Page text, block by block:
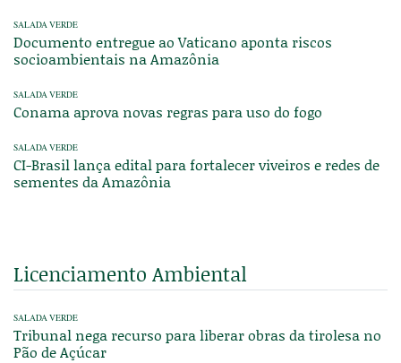
SALADA VERDE
Documento entregue ao Vaticano aponta riscos
socioambientais na Amazônia
SALADA VERDE
Conama aprova novas regras para uso do fogo
SALADA VERDE
CI-Brasil lança edital para fortalecer viveiros e redes de
sementes da Amazônia
Licenciamento Ambiental
SALADA VERDE
Tribunal nega recurso para liberar obras da tirolesa no
Pão de Açúcar